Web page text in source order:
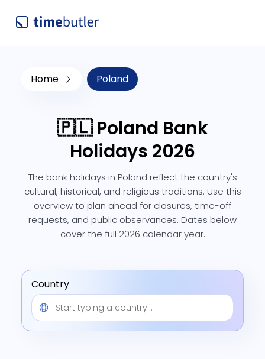
Home Poland
🇵🇱 Poland Bank
Holidays 2026
The bank holidays in Poland reflect the country's
cultural, historical, and religious traditions. Use this
overview to plan ahead for closures, time-off
requests, and public observances. Dates below
cover the full 2026 calendar year.
Country